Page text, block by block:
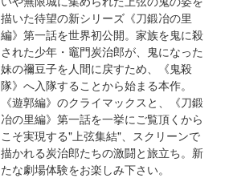
描いた待望の新シリーズ《刀鍛冶の里
編》第一話を世界初公開。家族を鬼に殺
された少年・竈門炭治郎が、鬼になった
妹の禰豆子を人間に戻すため、《鬼殺
隊》へ入隊することから始まる本作。
《遊郭編》のクライマックスと、《刀鍛
冶の里編》第一話を一挙にご覧頂くから
こそ実現する"上弦集結"、スクリーンで
描かれる炭治郎たちの激闘と旅立ち。新
たな劇場体験をお楽しみ下さい。